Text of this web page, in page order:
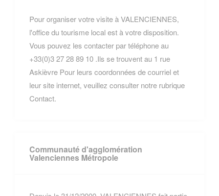
Pour organiser votre visite à VALENCIENNES,
l'office du tourisme local est à votre disposition.
Vous pouvez les contacter par téléphone au
+33(0)3 27 28 89 10 .Ils se trouvent au 1 rue
Askièvre Pour leurs coordonnées de courriel et
leur site internet, veuillez consulter notre rubrique
Contact.
Communauté d'agglomération
Valenciennes Métropole